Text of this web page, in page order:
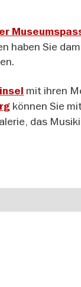
haben Sie
mit ihren
können Sie
das